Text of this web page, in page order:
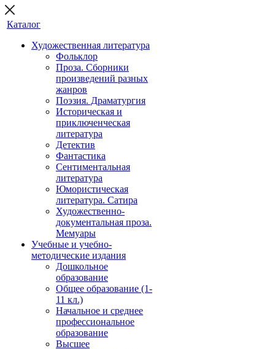
Каталог
Художественная литература
Фольклор
Проза. Сборники
произведений разных
жанров
Поэзия. Драматургия
Историческая и
приключенческая
литература
Детектив
Фантастика
Сентиментальная
литература
Юмористическая
литература. Сатира
Художественно-
документальная проза.
Мемуары
Учебные и учебно-
методические издания
Дошкольное
образование
Общее образование (1-
11 кл.)
Начальное и среднее
профессиональное
образование
Высшее